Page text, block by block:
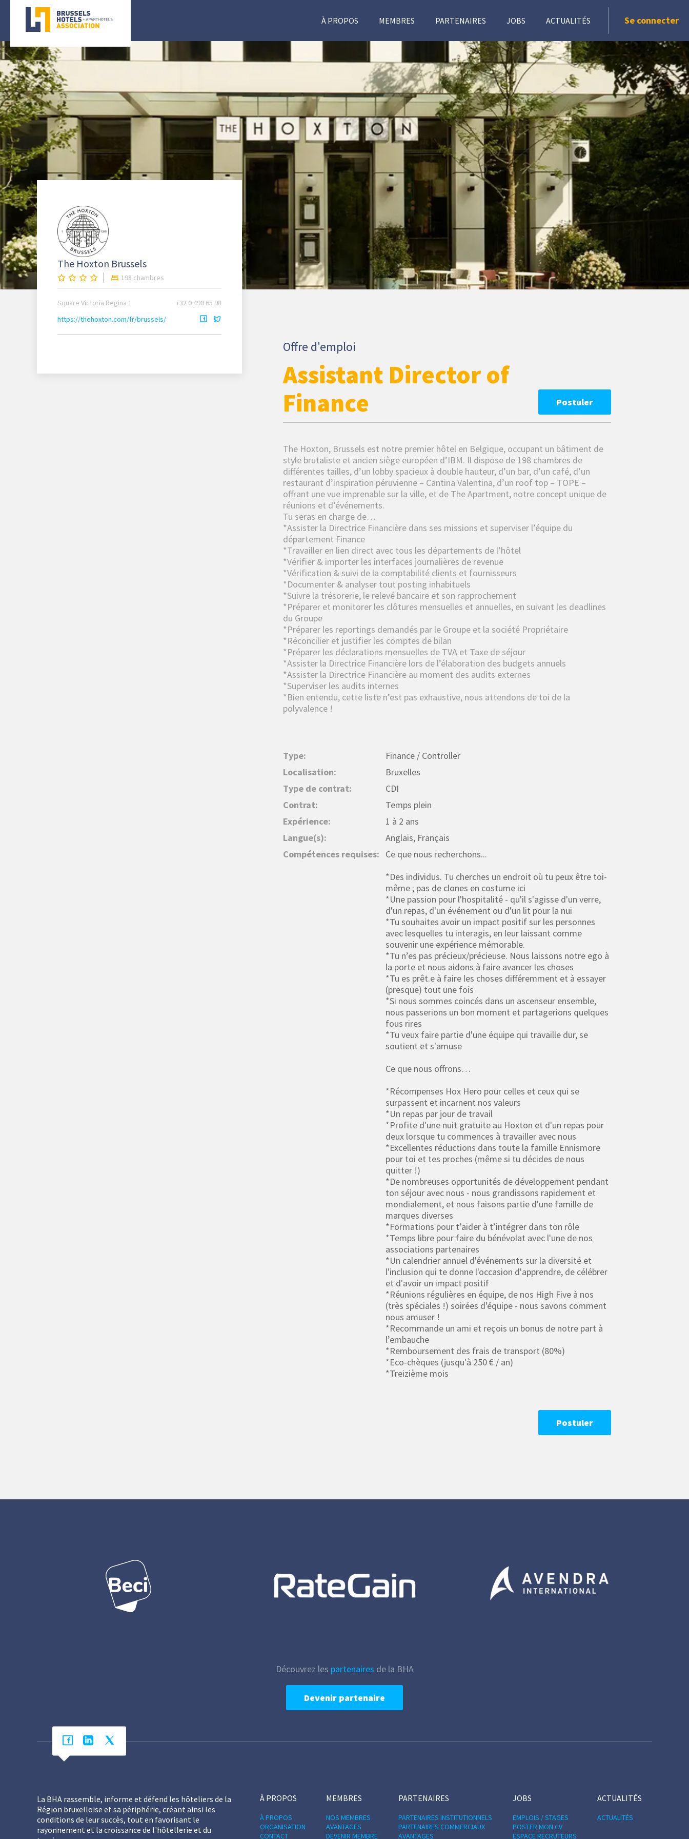
À PROPOS MEMBRES PARTENAIRES JOBS ACTUALITÉS Se connecter
The Hoxton Brussels
198 chambres
Square Victoria Regina 1
+32 0 490 65 98
https://thehoxton.com/fr/brussels/
Offre d'emploi
Assistant Director of
Finance
Postuler
The Hoxton, Brussels est notre premier hôtel en Belgique, occupant un bâtiment de
style brutaliste et ancien siège européen d’IBM. Il dispose de 198 chambres de
différentes tailles, d’un lobby spacieux à double hauteur, d’un bar, d’un café, d’un
restaurant d’inspiration péruvienne – Cantina Valentina, d’un roof top – TOPE –
offrant une vue imprenable sur la ville, et de The Apartment, notre concept unique de
réunions et d’événements.
Tu seras en charge de…
*Assister la Directrice Financière dans ses missions et superviser l’équipe du
département Finance
*Travailler en lien direct avec tous les départements de l’hôtel
*Vérifier & importer les interfaces journalières de revenue
*Vérification & suivi de la comptabilité clients et fournisseurs
*Documenter & analyser tout posting inhabituels
*Suivre la trésorerie, le relevé bancaire et son rapprochement
*Préparer et monitorer les clôtures mensuelles et annuelles, en suivant les deadlines
du Groupe
*Préparer les reportings demandés par le Groupe et la société Propriétaire
*Réconcilier et justifier les comptes de bilan
*Préparer les déclarations mensuelles de TVA et Taxe de séjour
*Assister la Directrice Financière lors de l’élaboration des budgets annuels
*Assister la Directrice Financière au moment des audits externes
*Superviser les audits internes
*Bien entendu, cette liste n’est pas exhaustive, nous attendons de toi de la
polyvalence !
Type:
Finance / Controller
Localisation:
Bruxelles
Type de contrat:
CDI
Contrat:
Temps plein
Expérience:
1 à 2 ans
Langue(s):
Anglais, Français
Compétences requises:
Ce que nous recherchons...
*Des individus. Tu cherches un endroit où tu peux être toi-
même ; pas de clones en costume ici
*Une passion pour l'hospitalité - qu'il s'agisse d'un verre,
d'un repas, d'un événement ou d'un lit pour la nui
*Tu souhaites avoir un impact positif sur les personnes
avec lesquelles tu interagis, en leur laissant comme
souvenir une expérience mémorable.
*Tu n’es pas précieux/précieuse. Nous laissons notre ego à
la porte et nous aidons à faire avancer les choses
*Tu es prêt.e à faire les choses différemment et à essayer
(presque) tout une fois
*Si nous sommes coincés dans un ascenseur ensemble,
nous passerions un bon moment et partagerions quelques
fous rires
*Tu veux faire partie d'une équipe qui travaille dur, se
soutient et s'amuse
Ce que nous offrons…
*Récompenses Hox Hero pour celles et ceux qui se
surpassent et incarnent nos valeurs
*Un repas par jour de travail
*Profite d'une nuit gratuite au Hoxton et d'un repas pour
deux lorsque tu commences à travailler avec nous
*Excellentes réductions dans toute la famille Ennismore
pour toi et tes proches (même si tu décides de nous
quitter !)
*De nombreuses opportunités de développement pendant
ton séjour avec nous - nous grandissons rapidement et
mondialement, et nous faisons partie d'une famille de
marques diverses
*Formations pour t’aider à t’intégrer dans ton rôle
*Temps libre pour faire du bénévolat avec l'une de nos
associations partenaires
*Un calendrier annuel d'événements sur la diversité et
l'inclusion qui te donne l'occasion d'apprendre, de célébrer
et d'avoir un impact positif
*Réunions régulières en équipe, de nos High Five à nos
(très spéciales !) soirées d'équipe - nous savons comment
nous amuser !
*Recommande un ami et reçois un bonus de notre part à
l’embauche
*Remboursement des frais de transport (80%)
*Eco-chèques (jusqu'à 250 € / an)
*Treizième mois
Postuler
Découvrez les partenaires de la BHA
Devenir partenaire
La BHA rassemble, informe et défend les hôteliers de la
Région bruxelloise et sa périphérie, créant ainsi les
conditions de leur succès, tout en favorisant le
rayonnement et la croissance de l'hôtellerie et du
À PROPOS
À PROPOS
ORGANISATION
CONTACT
MEMBRES
NOS MEMBRES
AVANTAGES
DEVENIR MEMBRE
PARTENAIRES
PARTENAIRES INSTITUTIONNELS
PARTENAIRES COMMERCIAUX
AVANTAGES
JOBS
EMPLOIS / STAGES
POSTER MON CV
ESPACE RECRUTEURS
ACTUALITÉS
ACTUALITÉS